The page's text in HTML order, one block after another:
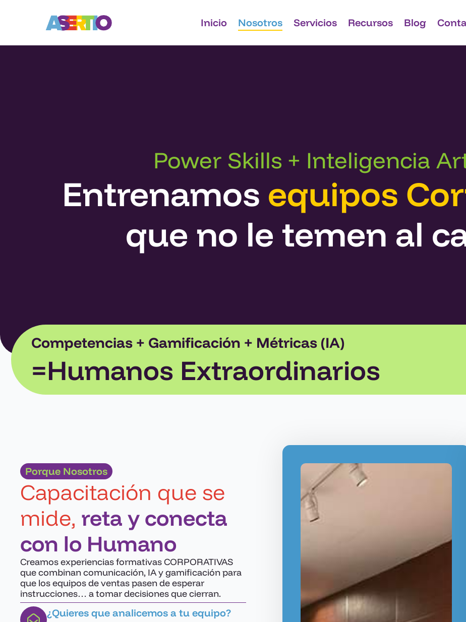
Inicio Nosotros Servicios Recursos Blog
Power Skills + Inteligencia
Entrenamos equipos
que no le temen al
Competencias + Gamificación + Métricas (IA)
=Humanos Extraordinarios
Porque Nosotros
Capacitación que se
mide, reta y conecta
con lo Humano
Creamos experiencias formativas CORPORATIVAS
que combinan comunicación, IA y gamificación para
que los equipos de ventas pasen de esperar
instrucciones… a tomar decisiones que cierran.
¿Quieres que analicemos a tu equipo?